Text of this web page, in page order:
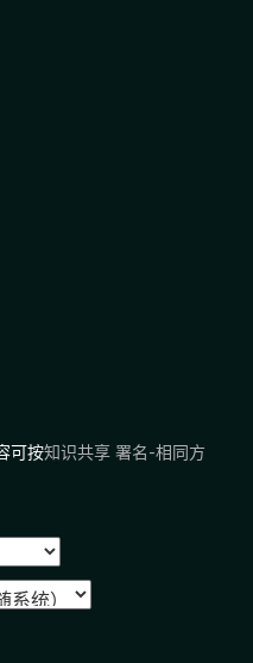
可按知识共享 署名-相同方